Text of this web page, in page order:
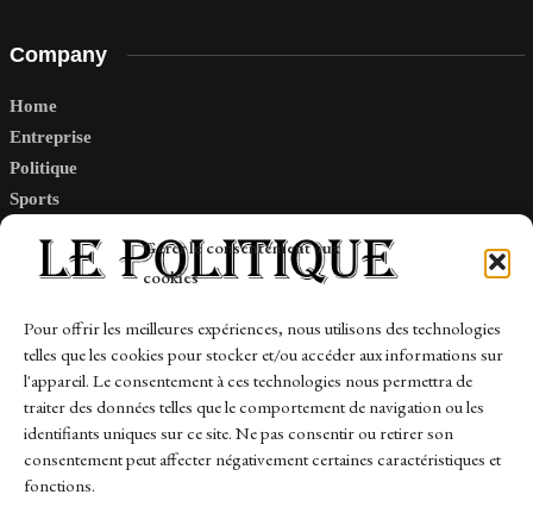
Gérer le consentement aux
cookies
Pour offrir les meilleures expériences, nous utilisons des technologies
telles que les cookies pour stocker et/ou accéder aux informations sur
l'appareil. Le consentement à ces technologies nous permettra de
traiter des données telles que le comportement de navigation ou les
identifiants uniques sur ce site. Ne pas consentir ou retirer son
consentement peut affecter négativement certaines caractéristiques et
fonctions.
Company
Home
Entreprise
Politique
Sports
Links
Contact
Sitemap